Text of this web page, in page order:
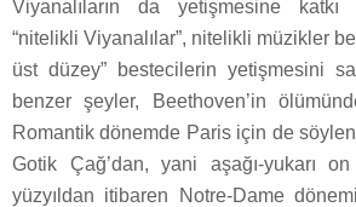
Viyanalıların da yetişmesine katkı
“nitelikli Viyanalılar”, nitelikli müzikler
üst düzey” bestecilerin yetişmesini
benzer şeyler, Beethoven’in
Romantik dönemde Paris için de
Gotik Çağ’dan, yani aşağı-yukarı
yüzyıldan itibaren Notre-Dame